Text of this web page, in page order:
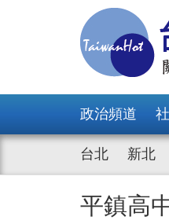
政治頻道
台北 新北
平鎮高